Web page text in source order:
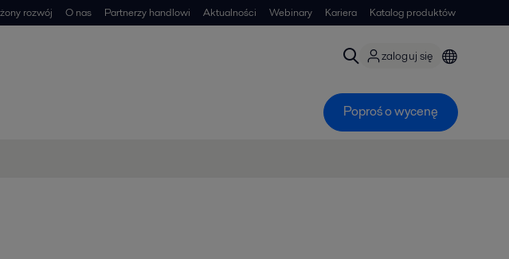
rozwój O nas Partnerzy handlowi Aktualności Webinary Kariera Katalog produktów
zaloguj się
Poproś o wycenę